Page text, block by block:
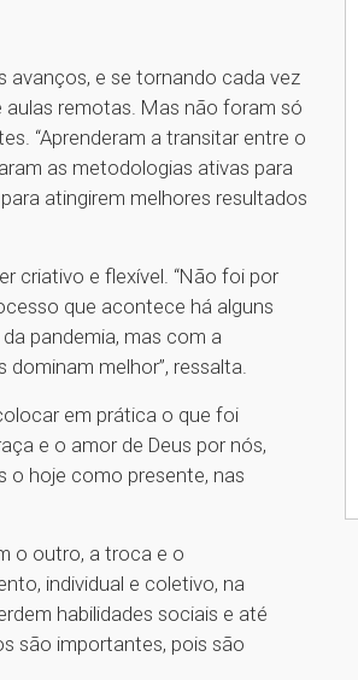
avanços, e se tornando cada vez
remotas. Mas não foram só
“Aprenderam a transitar entre o
as metodologias ativas para
atingirem melhores resultados
criativo e flexível. “Não foi por
que acontece há alguns
pandemia, mas com a
melhor”, ressalta.
em prática o que foi
e o amor de Deus por nós,
o hoje como presente, nas
o outro, a troca e o
individual e coletivo, na
habilidades sociais e até
são importantes, pois são